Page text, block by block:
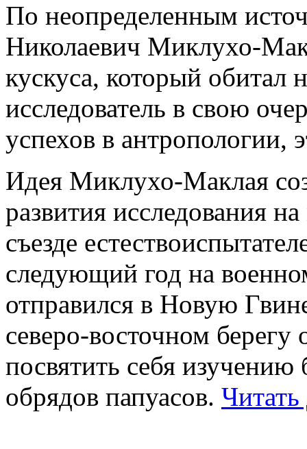
По неопределенным
Николаевич Миклухо-
кускуса, который
исследователь в свою
успехов в антропологии,
Идея Миклухо-Маклая
развития исследования
съезде
следующий год на
отправился в Новую
северо-восточном берегу
посвятить себя
обрядов папуасов.